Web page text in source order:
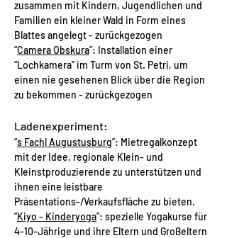
zusammen mit Kindern, Jugendlichen und
Familien ein kleiner Wald in Form eines
Blattes angelegt - zurückgezogen
“Camera Obskura”: Installation einer
“Lochkamera” im Turm von St. Petri, um
einen nie gesehenen Blick über die Region
zu bekommen - zurückgezogen
Ladenexperiment:
“s Fachl Augustusburg”: Mietregalkonzept
mit der Idee, regionale Klein- und
Kleinstproduzierende zu unterstützen und
ihnen eine leistbare
Präsentations-/Verkaufsfläche zu bieten.
“Kiyo - Kinderyoga”: spezielle Yogakurse für
4-10-Jährige und ihre Eltern und Großeltern